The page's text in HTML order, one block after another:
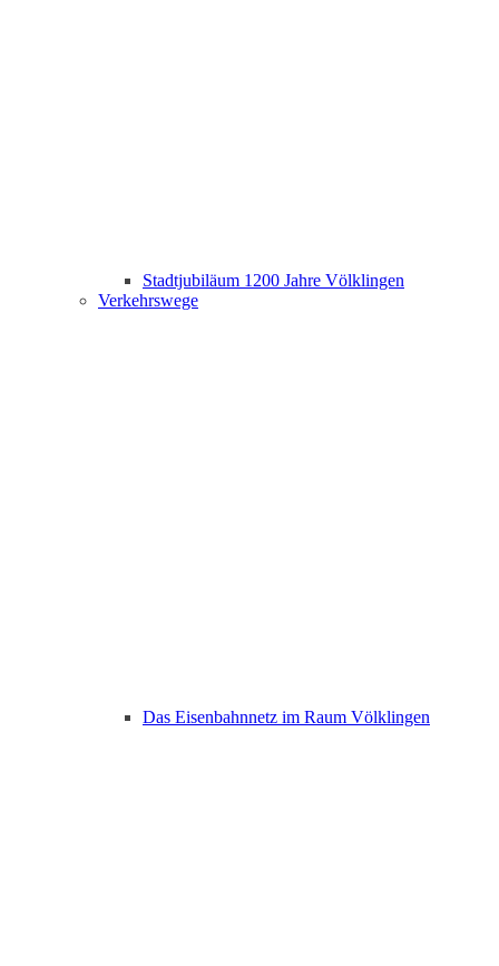
Stadtjubiläum 1200 Jahre Völklingen
Verkehrswege
Das Eisenbahnnetz im Raum Völklingen